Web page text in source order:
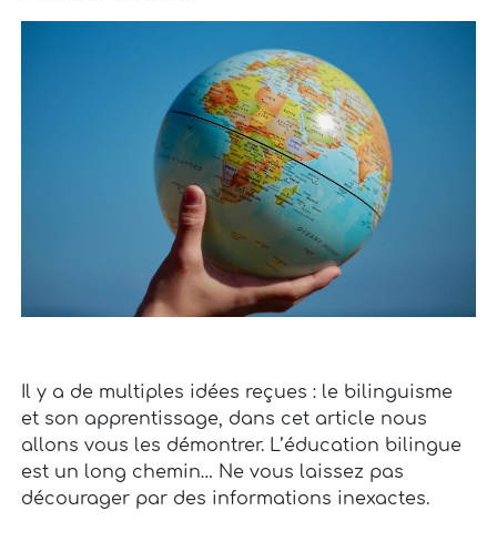
Il y a de multiples idées reçues : le bilinguisme
et son apprentissage, dans cet article nous
allons vous les démontrer. L’éducation bilingue
est un long chemin… Ne vous laissez pas
décourager par des informations inexactes.